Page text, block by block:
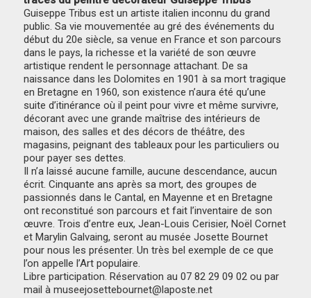
Guiseppe Tribus est un artiste italien inconnu du grand
public. Sa vie mouvementée au gré des événements du
début du 20e siècle, sa venue en France et son parcours
dans le pays, la richesse et la variété de son œuvre
artistique rendent le personnage attachant. De sa
naissance dans les Dolomites en 1901 à sa mort tragique
en Bretagne en 1960, son existence n’aura été qu’une
suite d’itinérance où il peint pour vivre et même survivre,
décorant avec une grande maîtrise des intérieurs de
maison, des salles et des décors de théâtre, des
magasins, peignant des tableaux pour les particuliers ou
pour payer ses dettes.
Il n’a laissé aucune famille, aucune descendance, aucun
écrit. Cinquante ans après sa mort, des groupes de
passionnés dans le Cantal, en Mayenne et en Bretagne
ont reconstitué son parcours et fait l’inventaire de son
œuvre. Trois d’entre eux, Jean-Louis Cerisier, Noël Cornet
et Marylin Galvaing, seront au musée Josette Bournet
pour nous les présenter. Un très bel exemple de ce que
l’on appelle l’Art populaire.
Libre participation. Réservation au 07 82 29 09 02 ou par
mail à museejosettebournet@laposte.net